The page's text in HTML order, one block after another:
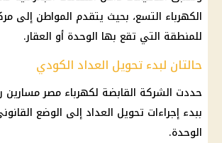
الكهرباء التسع، بحيث يتقدم المواطن إلى
للمنطقة التي تقع بها الوحدة أو العقار.
حالتان لبدء تحويل العداد الكودي
حددت الشركة القابضة لكهرباء مصر
ببدء إجراءات تحويل العداد إلى الوضع
الوحدة.